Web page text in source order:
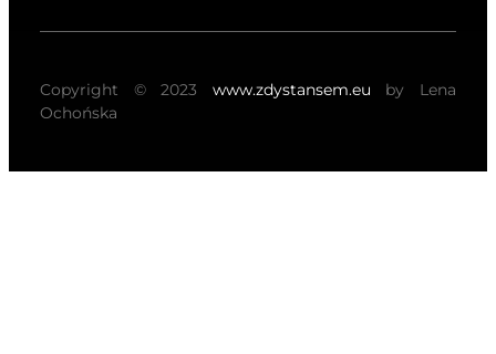
Copyright © 2023 www.zdystansem.eu by Lena
Ochońska